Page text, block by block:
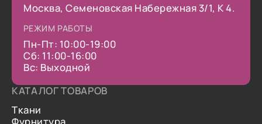
Москва, Семеновская Набережная 3/1, К 4.
РЕЖИМ РАБОТЫ
Пн-Пт: 10:00-19:00
Сб: 11:00-16:00
Вс: Выходной
КАТАЛОГ ТОВАРОВ
Ткани